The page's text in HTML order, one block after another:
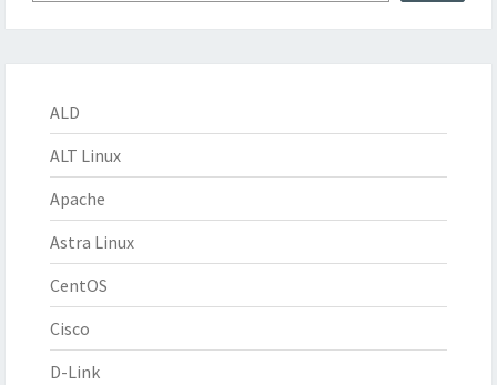
ALD
ALT Linux
Apache
Astra Linux
CentOS
Cisco
D-Link